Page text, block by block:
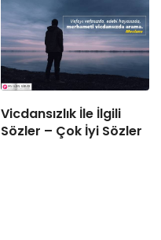
Vicdansızlık İle İlgili
Sözler – Çok İyi Sözler